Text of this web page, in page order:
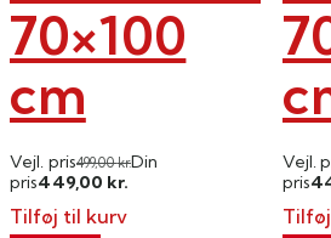
70×100
cm
Vejl. pris499,00kr.Din
pris449,00 kr.
Tilføj til kurv
Vejl.
pris